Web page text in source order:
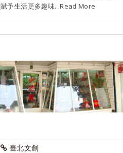
賦予生活更多趣味...Read More
臺北文創